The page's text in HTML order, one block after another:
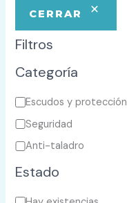
CERRAR
Filtros
Categoría
C
a
t
Escudos y protección
Seguridad
Anti-taladro
Estado